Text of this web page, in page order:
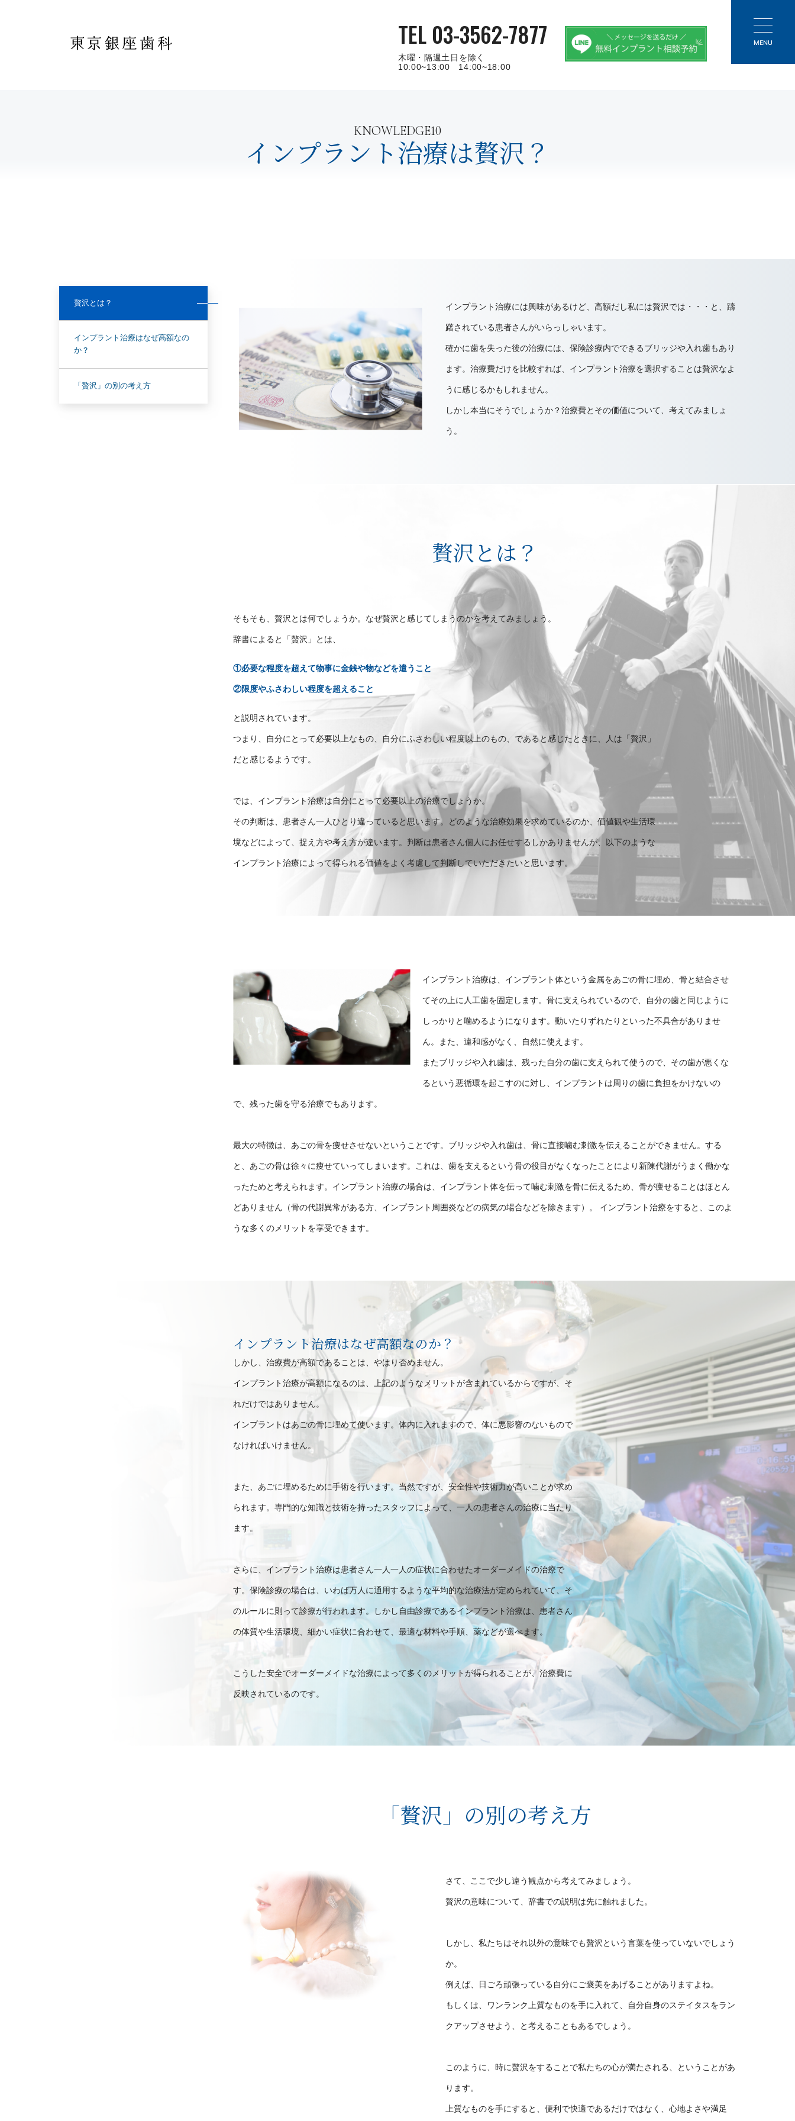
TEL 03-3562-7877
木曜・隔週土日を除く
10:00~13:00 14:00~18:00
MENU
KNOWLEDGE10
インプラント治療は贅沢？
贅沢とは？
インプラント治療はなぜ高額なの
か？
「贅沢」の別の考え方
インプラント治療には興味があるけど、高額だし私には贅沢では・・・と、躊
躇されている患者さんがいらっしゃいます。
確かに歯を失った後の治療には、保険診療内でできるブリッジや入れ歯もあり
ます。治療費だけを比較すれば、インプラント治療を選択することは贅沢なよ
うに感じるかもしれません。
しかし本当にそうでしょうか？治療費とその価値について、考えてみましょ
う。
贅沢とは？
そもそも、贅沢とは何でしょうか。なぜ贅沢と感じてしまうのかを考えてみましょう。
辞書によると「贅沢」とは、
①必要な程度を超えて物事に金銭や物などを遣うこと
②限度やふさわしい程度を超えること
と説明されています。
つまり、自分にとって必要以上なもの、自分にふさわしい程度以上のもの、であると感じたときに、人は「贅沢」
だと感じるようです。
では、インプラント治療は自分にとって必要以上の治療でしょうか。
その判断は、患者さん一人ひとり違っていると思います。どのような治療効果を求めているのか、価値観や生活環
境などによって、捉え方や考え方が違います。判断は患者さん個人にお任せするしかありませんが、以下のような
インプラント治療によって得られる価値をよく考慮して判断していただきたいと思います。
インプラント治療は、インプラント体という金属をあごの骨に埋め、骨と結合させ
てその上に人工歯を固定します。骨に支えられているので、自分の歯と同じように
しっかりと噛めるようになります。動いたりずれたりといった不具合がありませ
ん。また、違和感がなく、自然に使えます。
またブリッジや入れ歯は、残った自分の歯に支えられて使うので、その歯が悪くな
るという悪循環を起こすのに対し、インプラントは周りの歯に負担をかけないの
で、残った歯を守る治療でもあります。
最大の特徴は、あごの骨を痩せさせないということです。ブリッジや入れ歯は、骨に直接噛む刺激を伝えることができません。する
と、あごの骨は徐々に痩せていってしまいます。これは、歯を支えるという骨の役目がなくなったことにより新陳代謝がうまく働かな
ったためと考えられます。インプラント治療の場合は、インプラント体を伝って噛む刺激を骨に伝えるため、骨が痩せることはほとん
どありません（骨の代謝異常がある方、インプラント周囲炎などの病気の場合などを除きます）。 インプラント治療をすると、このよ
うな多くのメリットを享受できます。
インプラント治療はなぜ高額なのか？
しかし、治療費が高額であることは、やはり否めません。
インプラント治療が高額になるのは、上記のようなメリットが含まれているからですが、そ
れだけではありません。
インプラントはあごの骨に埋めて使います。体内に入れますので、体に悪影響のないもので
なければいけません。
また、あごに埋めるために手術を行います。当然ですが、安全性や技術力が高いことが求め
られます。専門的な知識と技術を持ったスタッフによって、一人の患者さんの治療に当たり
ます。
さらに、インプラント治療は患者さん一人一人の症状に合わせたオーダーメイドの治療で
す。保険診療の場合は、いわば万人に通用するような平均的な治療法が定められていて、そ
のルールに則って診療が行われます。しかし自由診療であるインプラント治療は、患者さん
の体質や生活環境、細かい症状に合わせて、最適な材料や手順、薬などが選べます。
こうした安全でオーダーメイドな治療によって多くのメリットが得られることが、治療費に
反映されているのです。
「贅沢」の別の考え方
さて、ここで少し違う観点から考えてみましょう。
贅沢の意味について、辞書での説明は先に触れました。
しかし、私たちはそれ以外の意味でも贅沢という言葉を使っていないでしょう
か。
例えば、日ごろ頑張っている自分にご褒美をあげることがありますよね。
もしくは、ワンランク上質なものを手に入れて、自分自身のステイタスをラン
クアップさせよう、と考えることもあるでしょう。
このように、時に贅沢をすることで私たちの心が満たされる、ということがあ
ります。
上質なものを手にすると、便利で快適であるだけではなく、心地よさや満足